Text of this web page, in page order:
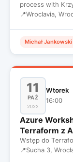
process with
📍Wroclavia,
Michał
11
PAŹ
2022
Wtorek
16:00
Azure
Terraform z
Wstęp do
📍Sucha 3,